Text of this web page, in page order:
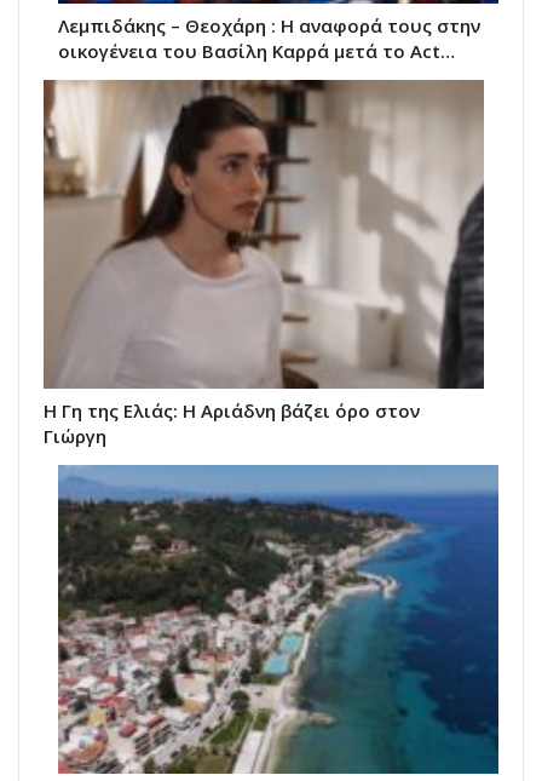
Λεμπιδάκης – Θεοχάρη : Η αναφορά τους στην
οικογένεια του Βασίλη Καρρά μετά το Act…
Η Γη της Ελιάς: Η Αριάδνη βάζει όρο στον
Γιώργη